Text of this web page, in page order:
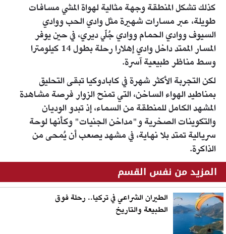
كذلك تشكل المنطقة وجهة مثالية لهواة المشي مسافات
طويلة، عبر مسارات شهيرة مثل وادي الحب ووادي
السيوف ووادي الحمام ووادي جُلّي ديري، في حين يوفر
المسار الممتد داخل وادي إهلارا رحلة بطول 14 كيلومترا
وسط مناظر طبيعية آسرة.
لكن التجربة الأكثر شهرة في كابادوكيا تبقى التحليق
بمناطيد الهواء الساخن، التي تمنح الزوار فرصة مشاهدة
المشهد الكامل للمنطقة من السماء، إذ تبدو الوديان
والتكوينات الصخرية و"مداخن الجنيات" وكأنها لوحة
سريالية تمتد بلا نهاية، في مشهد يصعب أن يُمحى من
الذاكرة.
المزيد من نفس القسم
الطيران الشراعي في تركيا.. رحلة فوق
الطبيعة والتاريخ